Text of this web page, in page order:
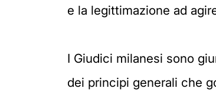
e la legittimazione ad
I Giudici milanesi sono
dei principi generali che